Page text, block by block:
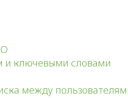
и ключевыми словами
между